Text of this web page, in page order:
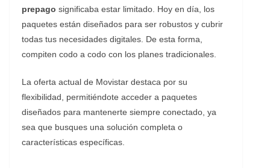
prepago significaba estar limitado. Hoy en día, los
paquetes están diseñados para ser robustos y cubrir
todas tus necesidades digitales. De esta forma,
compiten codo a codo con los planes tradicionales.
La oferta actual de Movistar destaca por su
flexibilidad, permitiéndote acceder a paquetes
diseñados para mantenerte siempre conectado, ya
sea que busques una solución completa o
características específicas.